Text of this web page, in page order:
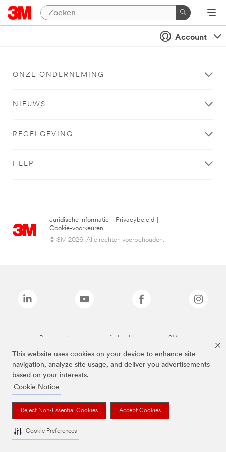
This website uses cookies on your device to enhance site
navigation, analyze site usage, and deliver you advertisements
based on your interests.
Cookie Notice
Reject Non-Essential Cookies Accept Cookies
Cookie Preferences
Account
ONZE ONDERNEMING
NIEUWS
REGELGEVING
HELP
Juridische informatie Privacybeleid
Cookie-voorkeuren
© 3M 2026. Alle rechten voorbehouden.
De bovenstaande merken zijn handelsmerken van 3M.we